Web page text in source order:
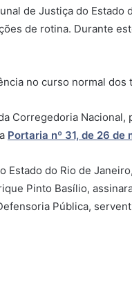
de Justiça do
de rotina. Durante
no curso normal
Corregedoria
Portaria nº 31, de 26 de
Estado do Rio de
Pinto Basílio,
Pública,